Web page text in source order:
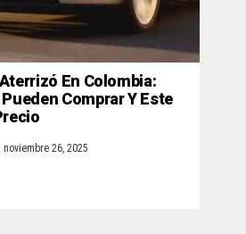
En Colombia:
Comprar Y Este
noviembre 26, 2025